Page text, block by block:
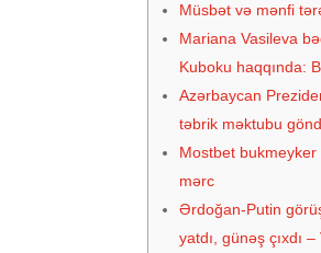
Müsbət və mənfi
Mariana Vasileva
Kuboku haqqında:
Azərbaycan
təbrik məktubu
Mоstbеt
mərс
Ərdoğan-Putin
yatdı, günəş çıxdı